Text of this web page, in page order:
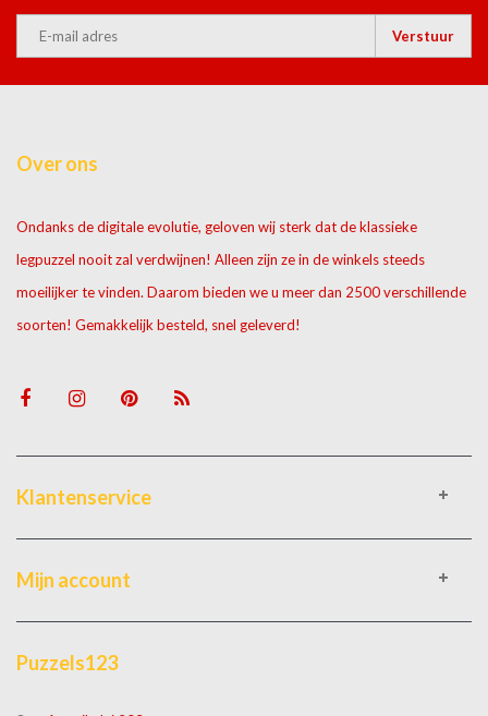
Verstuur
Over ons
Ondanks de digitale evolutie, geloven wij sterk dat de klassieke
legpuzzel nooit zal verdwijnen! Alleen zijn ze in de winkels steeds
moeilijker te vinden. Daarom bieden we u meer dan 2500 verschillende
soorten! Gemakkelijk besteld, snel geleverd!
Klantenservice
Mijn account
Puzzels123